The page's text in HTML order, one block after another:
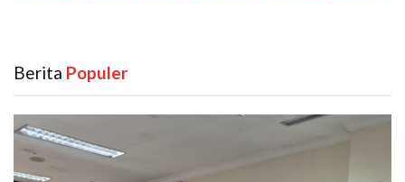
Berita ‎ Populer